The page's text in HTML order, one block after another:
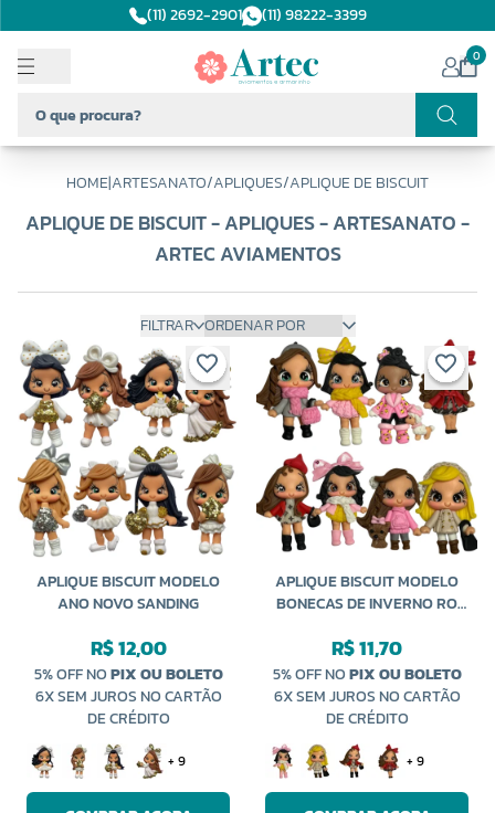
(11) 2692-2901 (11) 98222-3399
0
HOME|ARTESANATO/APLIQUES/APLIQUE DE BISCUIT
APLIQUE DE BISCUIT - APLIQUES - ARTESANATO -
ARTEC AVIAMENTOS
FILTRAR
APLIQUE BISCUIT MODELO
ANO NOVO SANDING
R$ 12,00
5% OFF NOPIX OU BOLETO
6X SEM JUROS NO CARTÃO
DE CRÉDITO
+ 9
APLIQUE BISCUIT MODELO
BONECAS DE INVERNO RO
R$ 11,70
5% OFF NOPIX OU BOLETO
6X SEM JUROS NO CARTÃO
DE CRÉDITO
+ 9